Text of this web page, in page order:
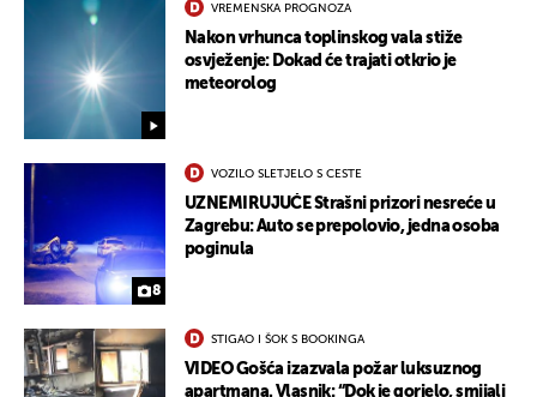
VREMENSKA PROGNOZA
Nakon vrhunca toplinskog vala stiže
osvježenje: Dokad će trajati otkrio je
meteorolog
8
VOZILO SLETJELO S CESTE
UZNEMIRUJUĆE Strašni prizori nesreće u
Zagrebu: Auto se prepolovio, jedna osoba
poginula
STIGAO I ŠOK S BOOKINGA
VIDEO Gošća izazvala požar luksuznog
apartmana. Vlasnik: “Dok je gorjelo, smijali